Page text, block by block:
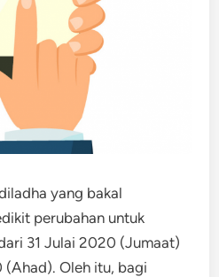
yang bakal
perubahan untuk
31 Julai 2020 (Jumaat)
Oleh itu, bagi